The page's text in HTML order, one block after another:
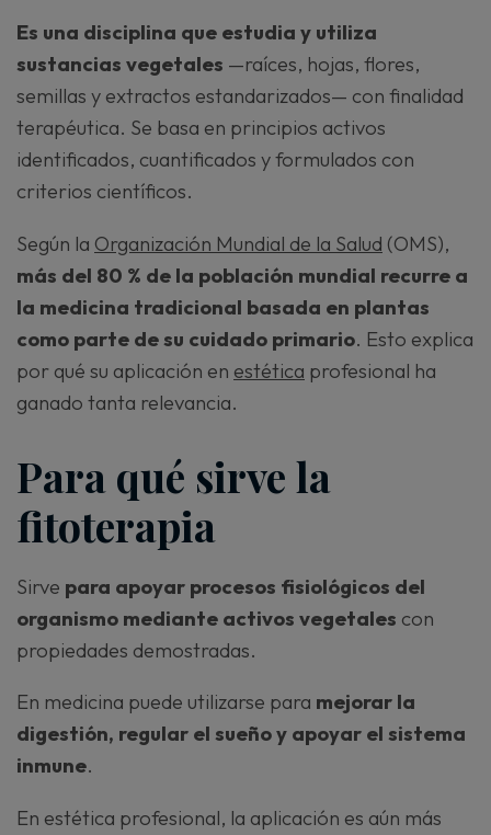
Es una disciplina que estudia y utiliza
sustancias vegetales —raíces, hojas, flores,
semillas y extractos estandarizados— con finalidad
terapéutica. Se basa en principios activos
identificados, cuantificados y formulados con
criterios científicos.
Según la Organización Mundial de la Salud (OMS),
más del 80 % de la población mundial recurre a
la medicina tradicional basada en plantas
como parte de su cuidado primario. Esto explica
por qué su aplicación en estética profesional ha
ganado tanta relevancia.
Para qué sirve la
fitoterapia
Sirve para apoyar procesos fisiológicos del
organismo mediante activos vegetales con
propiedades demostradas.
En medicina puede utilizarse para mejorar la
digestión, regular el sueño y apoyar el sistema
inmune.
En estética profesional, la aplicación es aún más